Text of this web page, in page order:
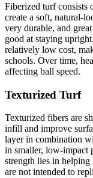
Fiberized turf consists
create a soft, natural-
very durable, and
good at staying
relatively low cost,
schools. Over time,
affecting ball speed.
Texturized Turf
Texturized fibers are
infill and improve
layer in combination
in smaller, low-impact
strength lies in helping
are not intended to